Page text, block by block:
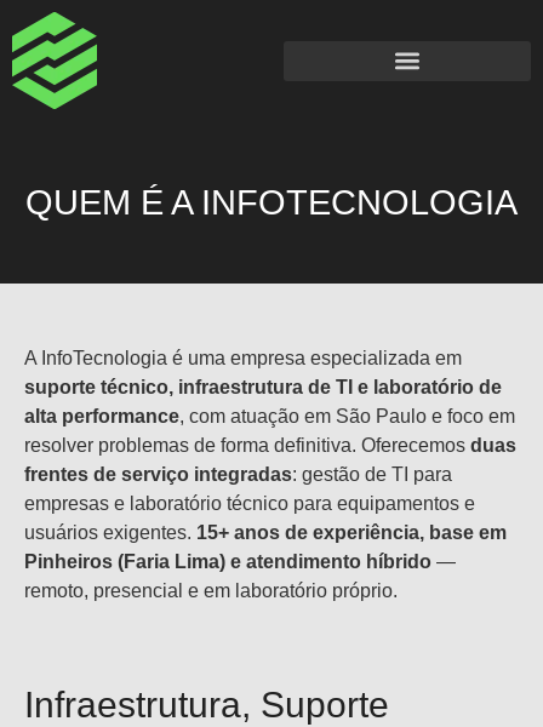
QUEM É A INFOTECNOLOGIA
A InfoTecnologia é uma empresa especializada em
suporte técnico, infraestrutura de TI e laboratório de
alta performance, com atuação em São Paulo e foco em
resolver problemas de forma definitiva. Oferecemos duas
frentes de serviço integradas: gestão de TI para
empresas e laboratório técnico para equipamentos e
usuários exigentes. 15+ anos de experiência, base em
Pinheiros (Faria Lima) e atendimento híbrido —
remoto, presencial e em laboratório próprio.
Infraestrutura, Suporte